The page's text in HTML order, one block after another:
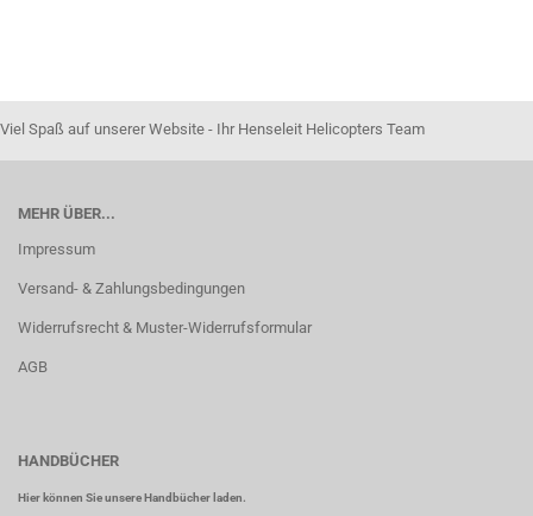
Viel Spaß auf unserer Website - Ihr Henseleit Helicopters Team
MEHR ÜBER...
Impressum
Versand- & Zahlungsbedingungen
Widerrufsrecht & Muster-Widerrufsformular
AGB
HANDBÜCHER
Hier können Sie unsere Handbücher laden.